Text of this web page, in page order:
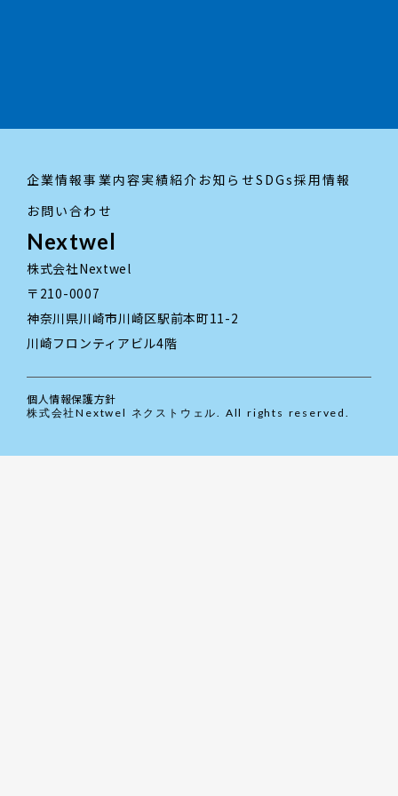
Nextwel
株式会社Nextwel
〒210-0007
神奈川県川崎市川崎区駅前本町11-2
川崎フロンティアビル4階
企業情報事業内容実績紹介 お知らせSDGs採用情報
お問い合わせ
株式会社Nextwel ネクストウェル. All rights reserved.
個人情報保護方針